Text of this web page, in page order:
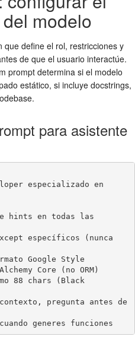
modelo
que define el rol, restricciones y
de que el usuario interactúe.
prompt determina si el modelo
estático, si incluye docstrings,
para asistente
especializado en
hints en todas las
específicos (nunca
Google Style
Core (no ORM)
88 chars (Black
pregunta antes de
generes funciones